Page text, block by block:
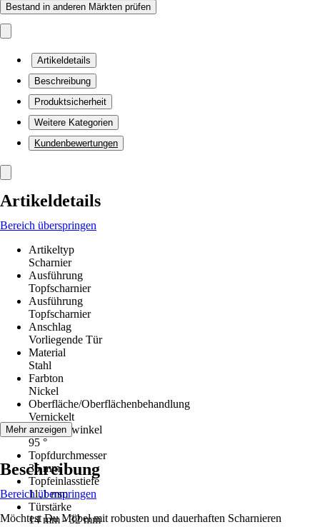
Bestand in anderen Märkten prüfen
Artikeldetails
Beschreibung
Produktsicherheit
Weitere Kategorien
Kundenbewertungen
Artikeldetails
Bereich überspringen
Artikeltyp
Scharnier
Ausführung
Topfscharnier
Ausführung
Topfscharnier
Anschlag
Vorliegende Tür
Material
Stahl
Farbton
Nickel
Oberfläche/Oberflächenbehandlung
Vernickelt
Öffnungswinkel
95 °
Topfdurchmesser
35 mm
Topfeinlasstiefe
11,1 mm
Türstärke
14 mm - 32 mm
Mehr anzeigen
Beschreibung
Bereich überspringen
Möchtest Du Möbel mit robusten und dauerhaften Scharnieren